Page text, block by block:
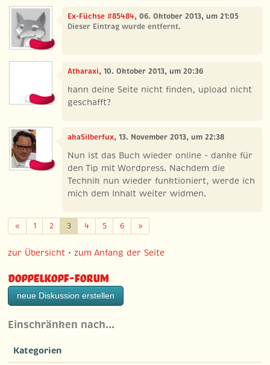
Ex-Füchse #85484, 06. Oktober 2013, um 21:05
Dieser Eintrag wurde entfernt.
Atharaxi, 10. Oktober 2013, um 20:36
kann deine Seite nicht finden, upload nicht
geschafft?
akaSilberfux, 13. November 2013, um 22:38
Nun ist das Buch wieder online - danke für
den Tip mit Wordpress. Nachdem die
Technik nun wieder funktioniert, werde ich
mich dem Inhalt weiter widmen.
«Zurück
1 2 3 4 5 6 »Weiter
zur Übersicht •zum Anfang der Seite
Doppelkopf-Forum
neue Diskussion erstellen
Einschränken nach…
Kategorien